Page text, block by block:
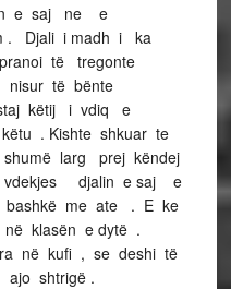
e saj ne e
. Djali i madh i ka
të tregonte
nisur të bënte
këtij i vdiq e
. Kishte shkuar te
larg prej këndej
vdekjes djalin e saj e
bashkë me ate . E ke
klasën e dytë .
në kufi , se deshi të
ajo shtrigë .